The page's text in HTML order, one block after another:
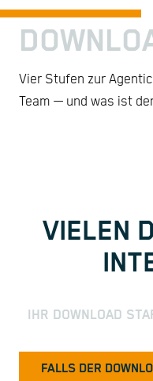
Vier Stufen zur
Team — und was ist
VIELEN
IHR DOWNLOAD
FALLS DER